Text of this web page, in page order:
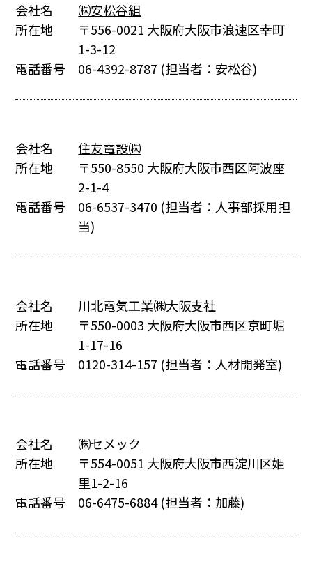
会社名
㈱安松谷組
所在地
〒556-0021 大阪府大阪市浪速区幸町
1-3-12
電話番号
06-4392-8787 (担当者：安松谷)
会社名
住友電設㈱
所在地
〒550-8550 大阪府大阪市西区阿波座
2-1-4
電話番号
06-6537-3470 (担当者：人事部採用担
当)
会社名
川北電気工業㈱大阪支社
所在地
〒550-0003 大阪府大阪市西区京町堀
1-17-16
電話番号
0120-314-157 (担当者：人材開発室)
会社名
㈱セメック
所在地
〒554-0051 大阪府大阪市西淀川区姫
里1-2-16
電話番号
06-6475-6884 (担当者：加藤)